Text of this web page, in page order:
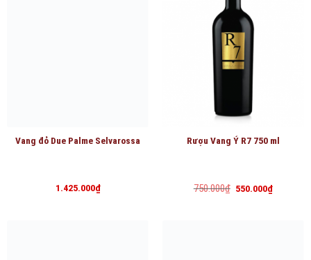
Vang đỏ Due Palme Selvarossa
1.425.000₫
Rượu Vang Ý R7 750 ml
750.000₫ Giá
550.000₫Giá